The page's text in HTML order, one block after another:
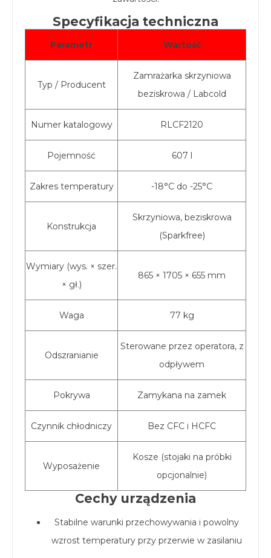
Specyfikacja techniczna
Parametr Wartość
Typ / Producent
Zamrażarka skrzyniowa
beziskrowa / Labcold
Numer katalogowy RLCF2120
Pojemność 607 l
Zakres temperatury -18°C do -25°C
Konstrukcja
Skrzyniowa, beziskrowa
(Sparkfree)
Wymiary (wys. × szer.
× gł.)
865 × 1705 × 655 mm
Waga 77 kg
Odszranianie
Sterowane przez operatora, z
odpływem
Pokrywa Zamykana na zamek
Czynnik chłodniczy Bez CFC i HCFC
Wyposażenie
Kosze (stojaki na próbki
opcjonalnie)
Cechy urządzenia
Stabilne warunki przechowywania i powolny
wzrost temperatury przy przerwie w zasilaniu